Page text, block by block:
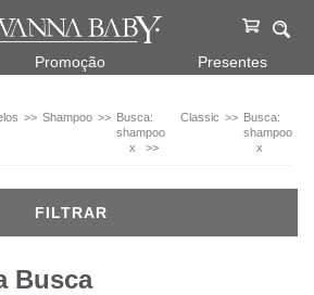
Promoção Presentes
Shampoo
Busca:
shampoo
x
Classic
Busca:
shampoo
x
FILTRAR
Busca